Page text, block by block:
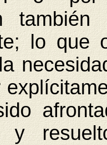
lo que
y